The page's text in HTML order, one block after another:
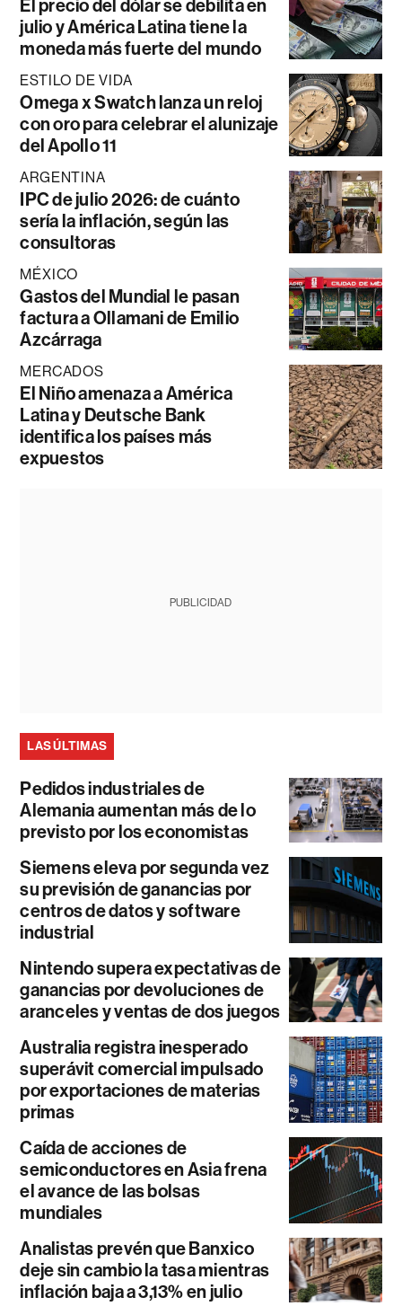
El precio del dólar se debilita en
julio y América Latina tiene la
moneda más fuerte del mundo
ESTILO DE VIDA
Omega x Swatch lanza un reloj
con oro para celebrar el alunizaje
del Apollo 11
ARGENTINA
IPC de julio 2026: de cuánto
sería la inflación, según las
consultoras
MÉXICO
Gastos del Mundial le pasan
factura a Ollamani de Emilio
Azcárraga
MERCADOS
El Niño amenaza a América
Latina y Deutsche Bank
identifica los países más
expuestos
PUBLICIDAD
LAS ÚLTIMAS
Pedidos industriales de
Alemania aumentan más de lo
previsto por los economistas
Siemens eleva por segunda vez
su previsión de ganancias por
centros de datos y software
industrial
Nintendo supera expectativas de
ganancias por devoluciones de
aranceles y ventas de dos juegos
Australia registra inesperado
superávit comercial impulsado
por exportaciones de materias
primas
Caída de acciones de
semiconductores en Asia frena
el avance de las bolsas
mundiales
Analistas prevén que Banxico
deje sin cambio la tasa mientras
inflación baja a 3,13% en julio